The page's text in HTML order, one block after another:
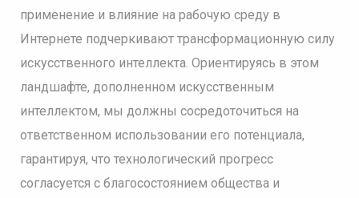
применение и влияние на рабочую среду в
Интернете подчеркивают трансформационную силу
искусственного интеллекта. Ориентируясь в этом
ландшафте, дополненном искусственным
интеллектом, мы должны сосредоточиться на
ответственном использовании его потенциала,
гарантируя, что технологический прогресс
согласуется с благосостоянием общества и